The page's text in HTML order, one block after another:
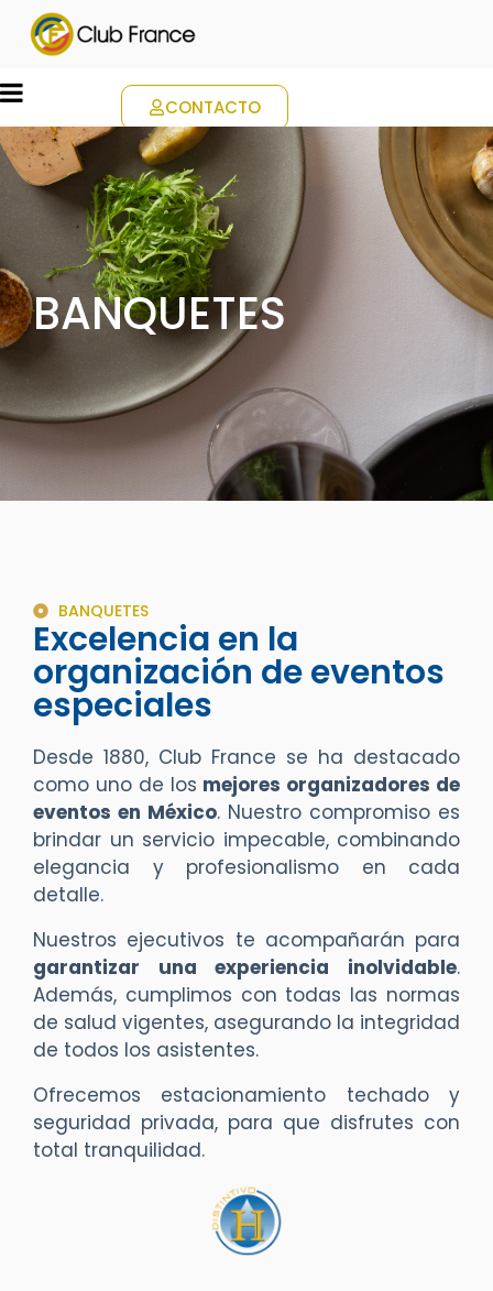
CONTACTO
BANQUETES
BANQUETES
Excelencia en la
organización de eventos
especiales
Desde 1880, Club France se ha destacado
como uno de los mejores organizadores de
eventos en México. Nuestro compromiso es
brindar un servicio impecable, combinando
elegancia y profesionalismo en cada
detalle.
Nuestros ejecutivos te acompañarán para
garantizar una experiencia inolvidable.
Además, cumplimos con todas las normas
de salud vigentes, asegurando la integridad
de todos los asistentes.
Ofrecemos estacionamiento techado y
seguridad privada, para que disfrutes con
total tranquilidad.